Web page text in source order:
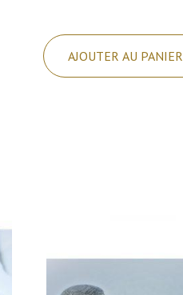
de
Taste-
AJOUTER AU PANIER